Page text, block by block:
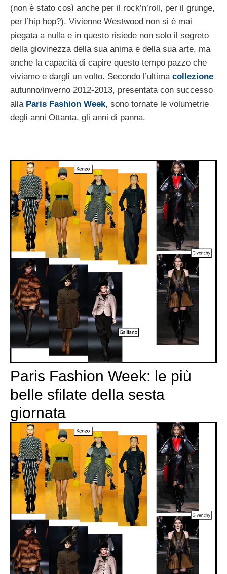
(non è stato così anche per il rock’n’roll, per il grunge,
per l’hip hop?). Vivienne Westwood non si è mai
piegata a nulla e in questo risiede non solo il segreto
della giovinezza della sua anima e della sua arte, ma
anche la capacità di capire questo tempo pazzo che
viviamo e dargli un volto. Secondo l’ultima collezione
autunno/inverno 2012-2013, presentata con successo
alla Paris Fashion Week, sono tornate le volumetrie
degli anni Ottanta, gli anni di panna.
Paris Fashion Week: le più
belle sfilate della sesta
giornata